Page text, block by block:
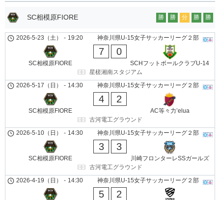
SC相模原FIORE 勝 勝 分 勝 勝
神奈川県U-15女子サッカーリーグ２部
2026-5-23（土） - 19:20
SC相模原FIORE
7 0
SCHフットボールクラブU-14
星槎湘南スタジアム
神奈川県U-15女子サッカーリーグ２部
2026-5-17（日） - 14:30
SC相模原FIORE
4 2
AC等々力’elua
古河電工グラウンド
神奈川県U-15女子サッカーリーグ２部
2026-5-10（日） - 14:30
SC相模原FIORE
3 3
川崎フロンターレSSガールズ
古河電工グラウンド
神奈川県U-15女子サッカーリーグ２部
2026-4-19（日） - 14:30
5 2